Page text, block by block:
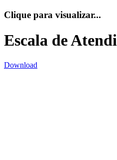
Clique para visualizar...
Escala de
Download